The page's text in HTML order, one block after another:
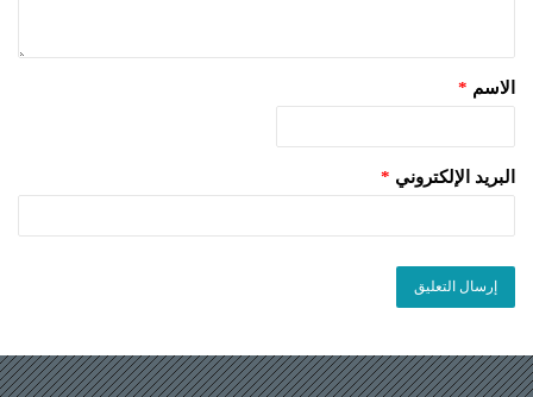
الاسم *
البريد الإلكتروني *